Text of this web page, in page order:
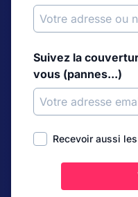
Suivez la
vous (pannes...)
Recevoir aussi